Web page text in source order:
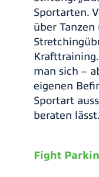
Sportarten.
über
man sich –
eigenen
Sportart
beraten
Fight